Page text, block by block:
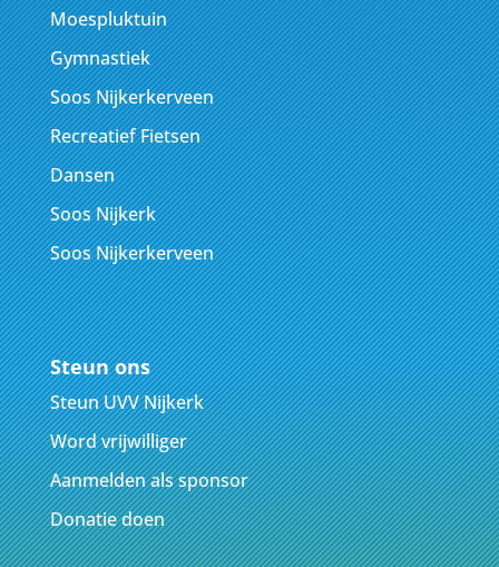
Moespluktuin
Gymnastiek
Soos Nijkerkerveen
Recreatief Fietsen
Dansen
Soos Nijkerk
Soos Nijkerkerveen
Steun ons
Steun UVV Nijkerk
Word vrijwilliger
Aanmelden als sponsor
Donatie doen